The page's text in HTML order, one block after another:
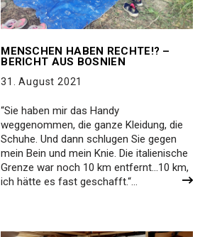
MENSCHEN HABEN RECHTE!? –
BERICHT AUS BOSNIEN
31. August 2021
“Sie haben mir das Handy
weggenommen, die ganze Kleidung, die
Schuhe. Und dann schlugen Sie gegen
mein Bein und mein Knie. Die italienische
Grenze war noch 10 km entfernt…10 km,
ich hätte es fast geschafft.“…